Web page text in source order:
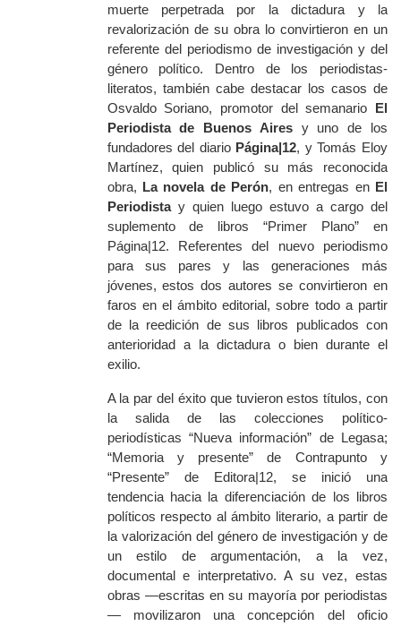
muerte perpetrada por la dictadura y la
revalorización de su obra lo convirtieron en un
referente del periodismo de investigación y del
género político. Dentro de los periodistas-
literatos, también cabe destacar los casos de
Osvaldo Soriano, promotor del semanario El
Periodista de Buenos Airesy uno de los
fundadores del diario Página|12, y Tomás Eloy
Martínez, quien publicó su más reconocida
obra, La novela de Perón, en entregas en El
Periodista y quien luego estuvo a cargo del
suplemento de libros “Primer Plano” en
Página|12.
Referentes del nuevo periodismo
para sus pares y las generaciones más
jóvenes, estos dos autores se convirtieron en
faros en el ámbito editorial, sobre todo a partir
de la reedición de sus libros publicados con
anterioridad a la dictadura o bien durante el
exilio.
A la par del éxito que tuvieron estos títulos, con
la salida de las colecciones político-
periodísticas “Nueva información” de Legasa;
“Memoria y presente” de Contrapunto y
“Presente” de Editora|12, se inició una
tendencia hacia la diferenciación de los libros
políticos respecto al ámbito literario, a partir de
la valorización del género de investigación y de
un estilo de argumentación, a la vez,
documental e interpretativo. A su vez, estas
obras —escritas en su mayoría por periodistas
— movilizaron una concepción del oficio